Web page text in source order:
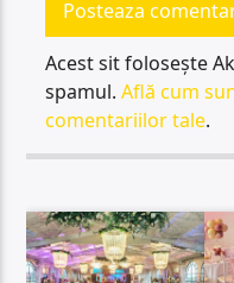
Acest sit folosește
spamul.Află cum
comentariilor tale.